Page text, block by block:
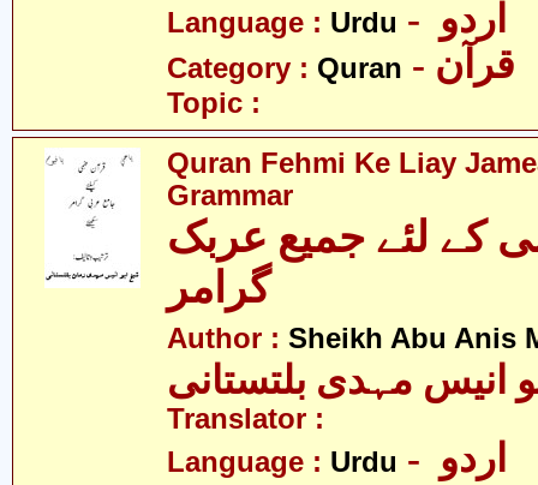
Language : Urdu
Category : Quran - قرآن
Topic :
Quran Fehmi Ke Liay
Grammar
کے لئے جمیع عربک
گرامر
Author : Sheikh Abu Anis
انیس مہدی بلتستانی
Translator :
Language : Urdu